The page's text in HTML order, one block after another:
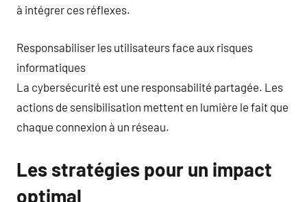
à intégrer ces réflexes.
Responsabiliser les utilisateurs face aux risques
informatiques
La cybersécurité est une responsabilité partagée. Les
actions de sensibilisation mettent en lumière le fait que
chaque connexion à un réseau.
Les stratégies pour un impact
optimal